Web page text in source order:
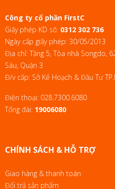
Công ty cổ phần FirstC
Giấy phép KD số: 0312 302 736
Ngày cấp giấy phép: 30/05/2013
Địa chỉ: Tầng 5, Tòa nhà Songdo,
Sáu, Quận 3
Đ/v cấp: Sở Kế Hoạch & Đầu Tư
Điện thoại: 028.7300.6080
Tổng đài: 19006080
CHÍNH SÁCH & HỖ TRỢ
Giao hàng & thanh toán
Đổi trả sản phẩm